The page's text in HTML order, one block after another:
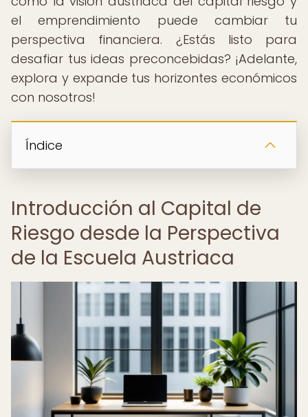
el emprendimiento puede cambiar tu
perspectiva financiera. ¿Estás listo para
desafiar tus ideas preconcebidas? ¡Adelante,
explora y expande tus horizontes económicos
con nosotros!
Índice
Introducción al Capital de
Riesgo desde la Perspectiva
de la Escuela Austriaca